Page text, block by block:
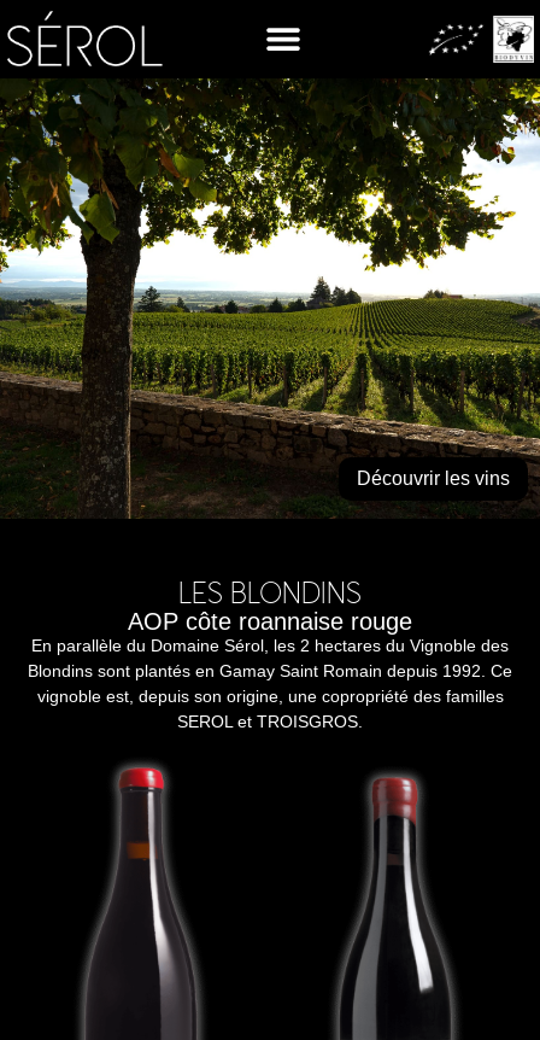
Découvrir les vins
LES BLONDINS
AOP côte roannaise rouge
En parallèle du Domaine Sérol, les 2 hectares du Vignoble des
Blondins sont plantés en Gamay Saint Romain depuis 1992. Ce
vignoble est, depuis son origine, une copropriété des familles
SEROL et TROISGROS.